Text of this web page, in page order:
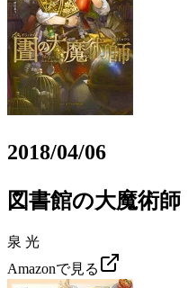
2018/04/06
図書館の大魔術師
泉 光
Amazonで見る